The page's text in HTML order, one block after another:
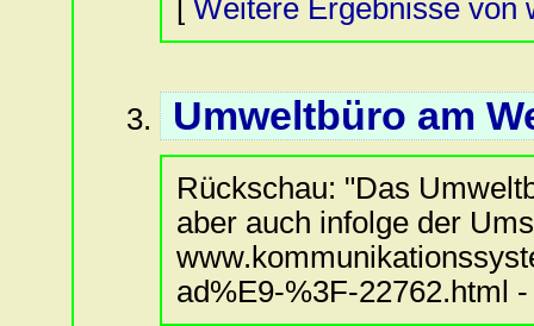
[ Weitere Ergebnisse von
Umweltbüro am
Rückschau: "Das
aber auch infolge der
ad%E9-%3F-22762.html